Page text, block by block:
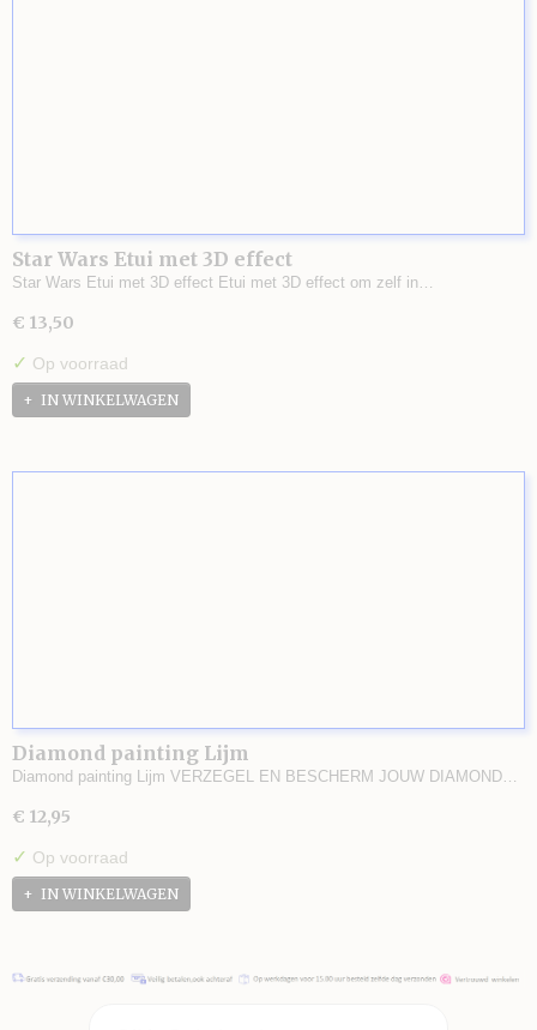
Star Wars Etui met 3D effect
Star Wars Etui met 3D effect Etui met 3D effect om zelf in…
€ 13,50
✓ Op voorraad
IN WINKELWAGEN
Diamond painting Lijm
Diamond painting Lijm VERZEGEL EN BESCHERM JOUW DIAMOND…
€ 12,95
✓ Op voorraad
IN WINKELWAGEN